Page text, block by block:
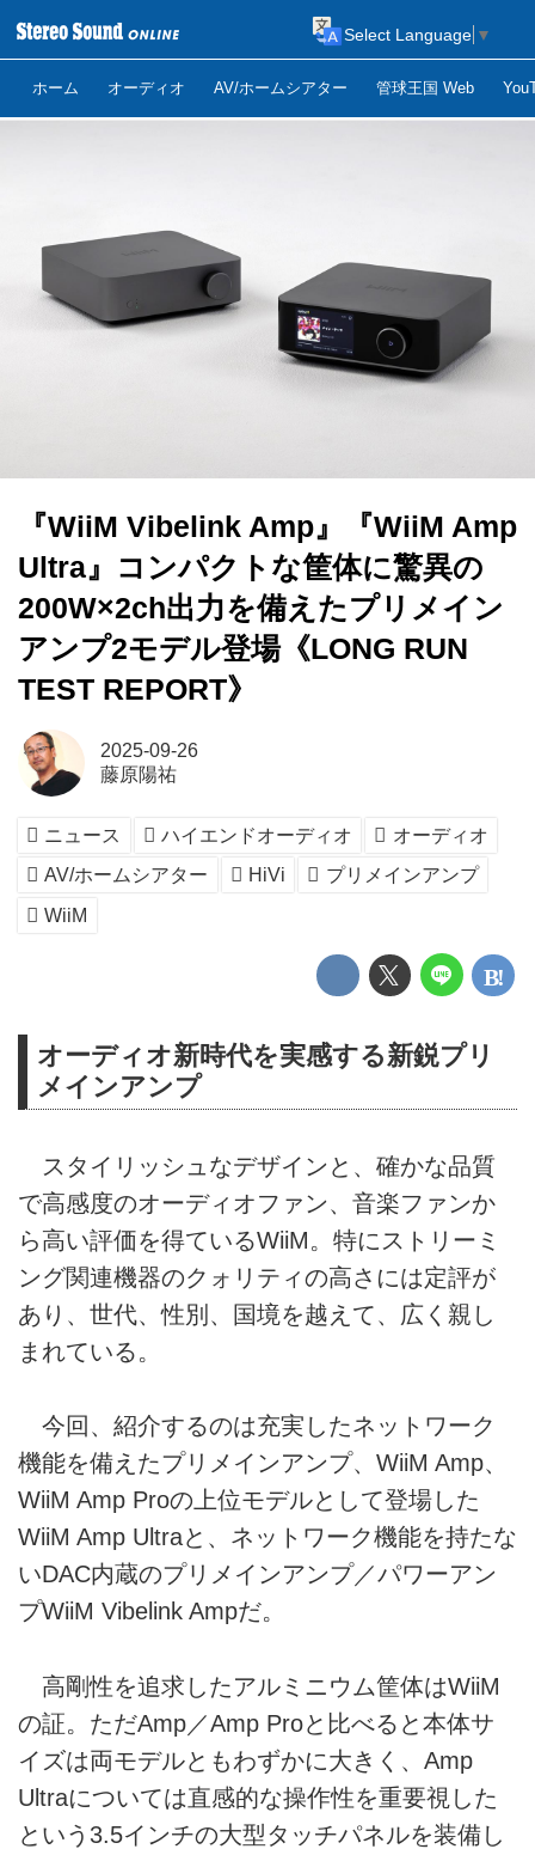
ホーム オーディオ AV/ホームシアター 管球王国 Web
Select Language ▼
『WiiM Vibelink Amp』『WiiM Amp
Ultra』コンパクトな筐体に驚異の
200W×2ch出力を備えたプリメイン
アンプ2モデル登場《LONG RUN
TEST REPORT》
2025-09-26
藤原陽祐
ニュース ハイエンドオーディオ
オーディオ
AV/ホームシアター
HiVi
プリメインアンプ
WiiM
オーディオ新時代を実感する新鋭プリ
メインアンプ
スタイリッシュなデザインと、確かな品質
で高感度のオーディオファン、音楽ファンか
ら高い評価を得ているWiiM。特にストリーミ
ング関連機器のクォリティの高さには定評が
あり、世代、性別、国境を越えて、広く親し
まれている。
今回、紹介するのは充実したネットワーク
機能を備えたプリメインアンプ、WiiM Amp、
WiiM Amp Proの上位モデルとして登場した
WiiM Amp Ultraと、ネットワーク機能を持たな
いDAC内蔵のプリメインアンプ／パワーアン
プWiiM Vibelink Ampだ。
高剛性を追求したアルミニウム筐体はWiiM
の証。ただAmp／Amp Proと比べると本体サ
イズは両モデルともわずかに大きく、Amp
Ultraについては直感的な操作性を重要視した
という3.5インチの大型タッチパネルを装備し